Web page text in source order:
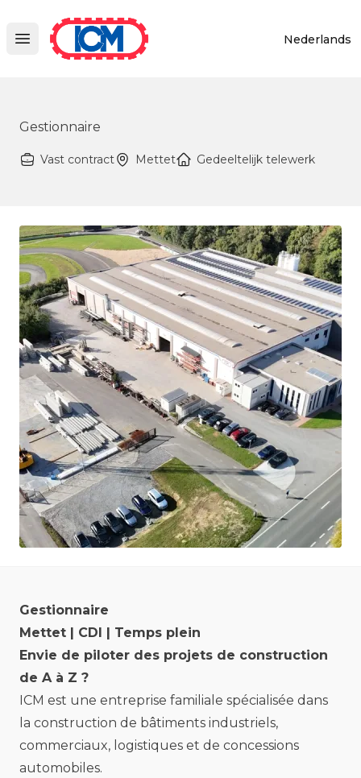
Open main menu
ICM
Nederlands
Gestionnaire
Vast contract Mettet Gedeeltelijk telewerk
Gestionnaire
Mettet | CDI | Temps plein
Envie de piloter des projets de construction
de A à Z ?
ICM est une entreprise familiale spécialisée dans
la construction de bâtiments industriels,
commerciaux, logistiques et de concessions
automobiles.